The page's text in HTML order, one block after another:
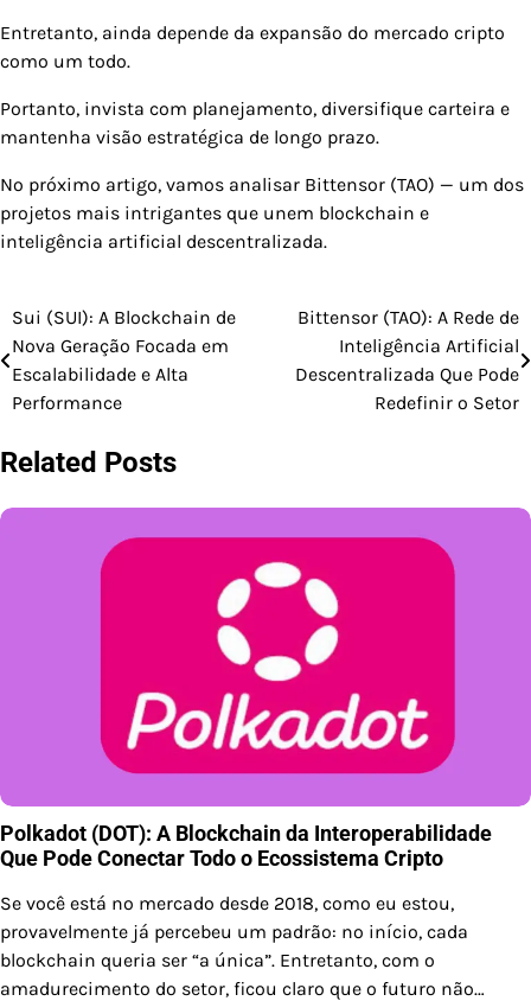
Entretanto, ainda depende da expansão do mercado cripto
como um todo.
Portanto, invista com planejamento, diversifique carteira e
mantenha visão estratégica de longo prazo.
No próximo artigo, vamos analisar Bittensor (TAO) — um dos
projetos mais intrigantes que unem blockchain e
inteligência artificial descentralizada.
Navegação
de
Post
Sui (SUI): A Blockchain de
Nova Geração Focada em
Escalabilidade e Alta
Performance
Bittensor (TAO): A Rede de
Inteligência Artificial
Descentralizada Que Pode
Redefinir o Setor
Related Posts
Polkadot (DOT): A Blockchain da Interoperabilidade
Que Pode Conectar Todo o Ecossistema Cripto
Se você está no mercado desde 2018, como eu estou,
provavelmente já percebeu um padrão: no início, cada
blockchain queria ser “a única”. Entretanto, com o
amadurecimento do setor, ficou claro que o futuro não…